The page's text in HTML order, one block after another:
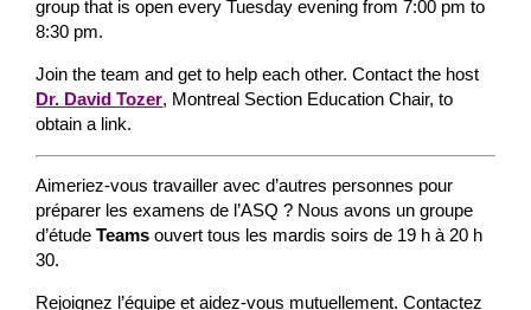
group that is open every Tuesday evening from 7:00 pm to
8:30 pm.
Join the team and get to help each other. Contact the host
Dr. David Tozer, Montreal Section Education Chair, to
obtain a link.
Aimeriez-vous travailler avec d’autres personnes pour
préparer les examens de l’ASQ ? Nous avons un groupe
d’étudeTeams ouvert tous les mardis soirs de 19 h à 20 h
30.
Rejoignez l’équipe et aidez-vous mutuellement. Contactez